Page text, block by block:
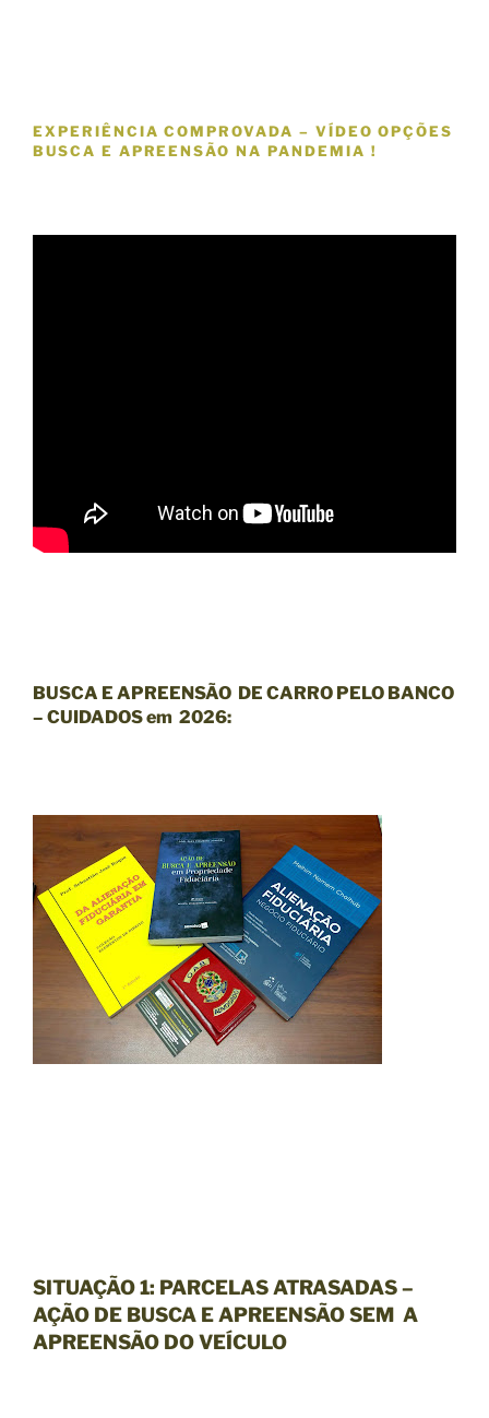
EXPERIÊNCIA COMPROVADA – VÍDEO OPÇÕES
BUSCA E APREENSÃO NA PANDEMIA !
BUSCA E APREENSÃO DE CARRO PELO BANCO
– CUIDADOS em 2026:
SITUAÇÃO 1: PARCELAS ATRASADAS –
AÇÃO DE BUSCA E APREENSÃOSEM A
APREENSÃO DO VEÍCULO